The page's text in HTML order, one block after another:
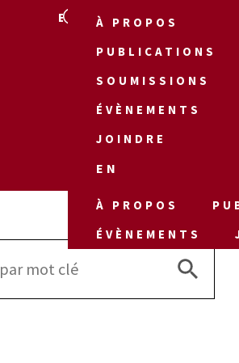
EN
À PROPOS
PUBLICATIONS
SOUMISSIONS
ÉVÈNEMENTS
JOINDRE
EN
À PROPOS
ÉVÈNEMENTSSearch